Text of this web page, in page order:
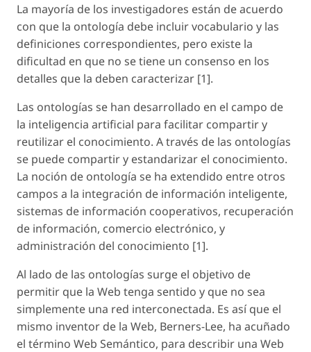
La mayoría de los investigadores están de acuerdo
con que la ontología debe incluir vocabulario y las
definiciones correspondientes, pero existe la
dificultad en que no se tiene un consenso en los
detalles que la deben caracterizar [1].
Las ontologías se han desarrollado en el campo de
la inteligencia artificial para facilitar compartir y
reutilizar el conocimiento. A través de las ontologías
se puede compartir y estandarizar el conocimiento.
La noción de ontología se ha extendido entre otros
campos a la integración de información inteligente,
sistemas de información cooperativos, recuperación
de información, comercio electrónico, y
administración del conocimiento [1].
Al lado de las ontologías surge el objetivo de
permitir que la Web tenga sentido y que no sea
simplemente una red interconectada. Es así que el
mismo inventor de la Web, Berners-Lee, ha acuñado
el término Web Semántico, para describir una Web